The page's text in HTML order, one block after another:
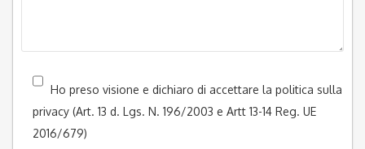
Ho preso visione e dichiaro di accettare la politica sulla
privacy (Art. 13 d. Lgs. N. 196/2003 e Artt 13-14 Reg. UE
2016/679)